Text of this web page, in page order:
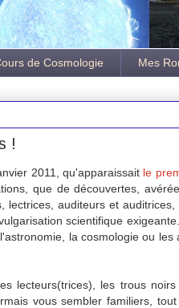
de Cosmologie Mes
!
2011, qu'apparaissait le
que de découvertes,
lectrices, auditeurs et
scientifique
la cosmologie ou
lecteurs(trices), les trous
vous sembler familiers,